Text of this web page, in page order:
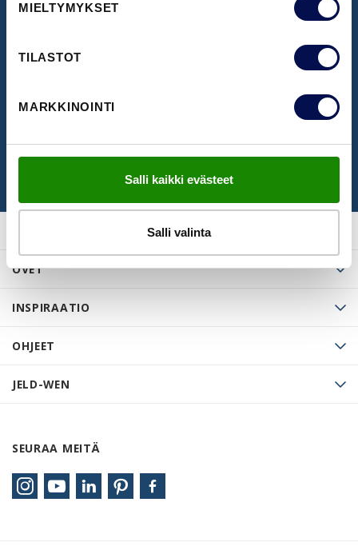
MIELTYMYKSET
TILASTOT
MARKKINOINTI
Salli kaikki evästeet
Salli valinta
OVET
INSPIRAATIO
OHJEET
JELD-WEN
SEURAA MEITÄ
Ota vastaan uusimmat uutiset ja ovi-ideat